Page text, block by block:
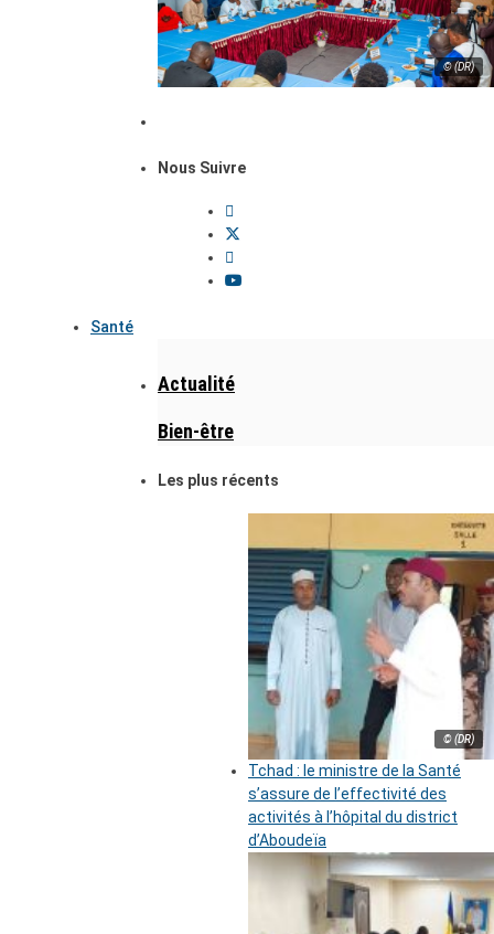
© (DR)
Nous Suivre
Santé
Actualité
Bien-être
Les plus récents
© (DR)
Tchad : le ministre de la Santé
s’assure de l’effectivité des
activités à l’hôpital du district
d’Aboudeïa